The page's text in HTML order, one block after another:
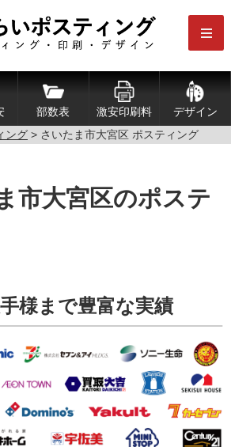
部数表 激安印刷料
デザイン
ング> さいたま市大宮区 ポスティング
市大宮区のポステ
様まで豊富な実績